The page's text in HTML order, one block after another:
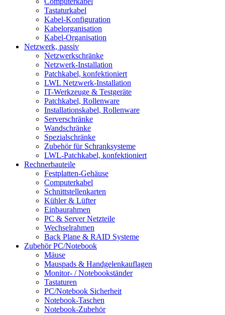
Tastaturkabel
Kabel-Konfiguration
Kabelorganisation
Kabel-Organisation
Netzwerk, passiv
Netzwerkschränke
Netzwerk-Installation
Patchkabel, konfektioniert
LWL Netzwerk-Installation
IT-Werkzeuge & Testgeräte
Patchkabel, Rollenware
Installationskabel, Rollenware
Serverschränke
Wandschränke
Spezialschränke
Zubehör für Schranksysteme
LWL-Patchkabel, konfektioniert
Rechnerbauteile
Festplatten-Gehäuse
Computerkabel
Schnittstellenkarten
Kühler & Lüfter
Einbaurahmen
PC & Server Netzteile
Wechselrahmen
Back Plane & RAID Systeme
Zubehör PC/Notebook
Mäuse
Mauspads & Handgelenkauflagen
Monitor- / Notebookständer
Tastaturen
PC/Notebook Sicherheit
Notebook-Taschen
Notebook-Zubehör